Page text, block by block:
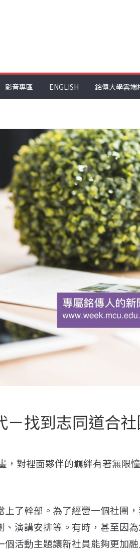
影音專區 ENGLISH 銘傳大學雲端
－找到志同道合
，對裡面夥伴的羈絆有著無限
了幹部。為了經營一個社團
演講安排等。有時，甚至因
活動主題讓新社員能夠更加